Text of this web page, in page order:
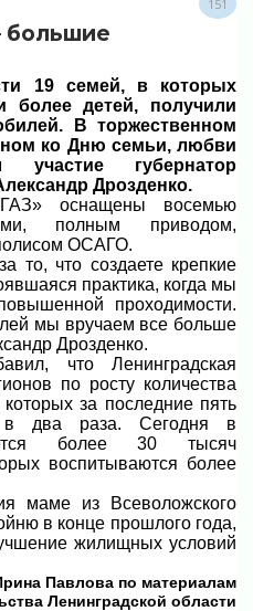
151
19 семей, в которых
более детей, получили
В торжественном
ко Дню семьи, любви
губернатор
Дрозденко.
оснащены восемью
полным приводом,
ОСАГО.
то, что создаете крепкие
практика, когда мы
проходимости.
мы вручаем все больше
Дрозденко.
что Ленинградская
по росту количества
за последние пять
в два раза. Сегодня в
более 30 тысяч
воспитываются более
маме из Всеволожского
в конце прошлого года,
жилищных условий
Павлова по материалам
Ленинградской области